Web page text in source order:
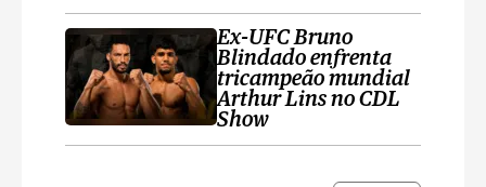
Ex-UFC Bruno
Blindado enfrenta
tricampeão mundial
Arthur Lins no CDL
Show